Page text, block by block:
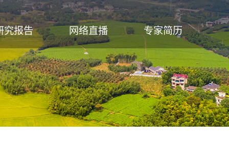
究报告 网络直播 专家简历